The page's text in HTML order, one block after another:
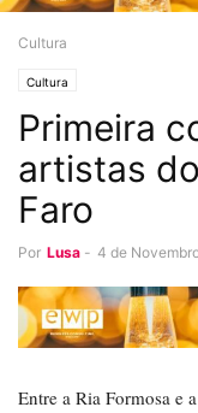
Cultura
Cultura
Primeira
artistas
Faro
Por Lusa - 4 de
Entre a Ria Formosa e